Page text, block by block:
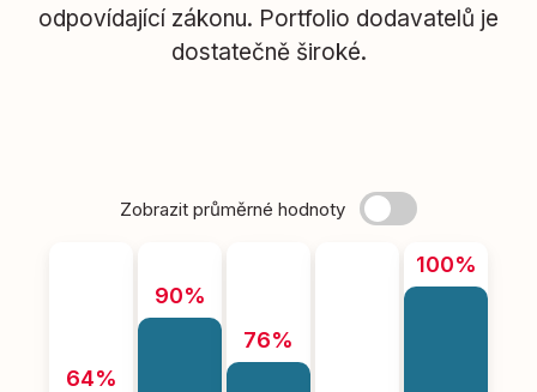
odpovídající zákonu. Portfolio dodavatelů je
dostatečně široké.
Zobrazit průměrné hodnoty
64%
90%
76%
100%